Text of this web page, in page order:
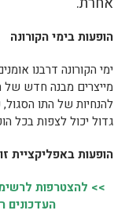
הופעות בימי הקורונה
ימי הקורונה דרבנו
מייצרים מבנה חדש של
להנחיות של התו
גדול יכול לצפות בכל
הופעות באפליקציית
>> להצטרפות
העדכונים